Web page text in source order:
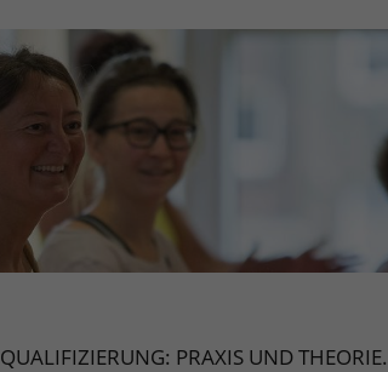
QUALIFIZIERUNG: PRAXIS UND THEORIE.